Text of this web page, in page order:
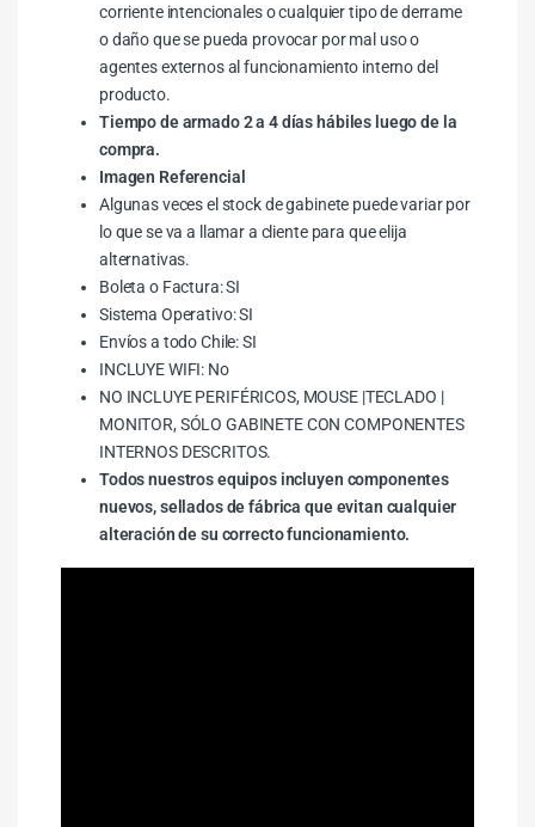
corriente intencionales o cualquier tipo de derrame
o daño que se pueda provocar por mal uso o
agentes externos al funcionamiento interno del
producto.
Tiempo de armado 2 a 4 días hábiles luego de la
compra.
Imagen Referencial
Algunas veces el stock de gabinete puede variar por
lo que se va a llamar a cliente para que elija
alternativas.
Boleta o Factura: SI
Sistema Operativo: SI
Envíos a todo Chile: SI
INCLUYE WIFI: No
NO INCLUYE PERIFÉRICOS, MOUSE |TECLADO |
MONITOR, SÓLO GABINETE CON COMPONENTES
INTERNOS DESCRITOS.
Todos nuestros equipos incluyen componentes
nuevos, sellados de fábrica que evitan cualquier
alteración de su correcto funcionamiento.